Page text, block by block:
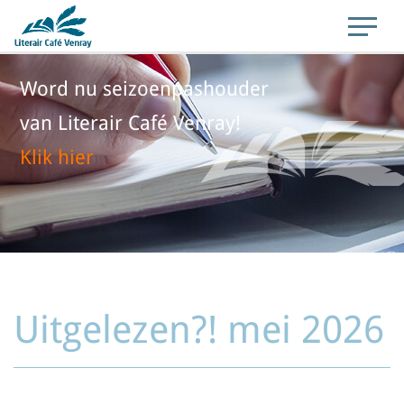
Word nu seizoenpashouder
van Literair Café Venray!
Klik hier
Uitgelezen?! mei 2026